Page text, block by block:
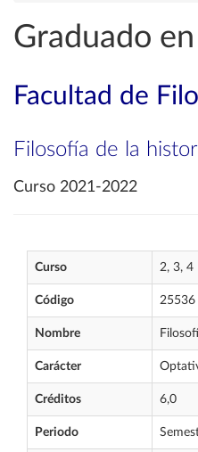
Graduado
Facultad de
Filosofía de la
Curso 2021-2022
Curso 2, 3, 4
Código 25536
Nombre
Carácter
Créditos 6,0
Periodo